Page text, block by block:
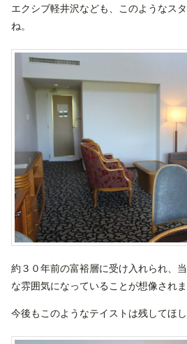
エクシブ軽井沢なども、このようなス
ね。
約３０年前の富裕層に受け入れられ、
な雰囲気になっていることが想像されま
今後もこのようなテイストは残してほし